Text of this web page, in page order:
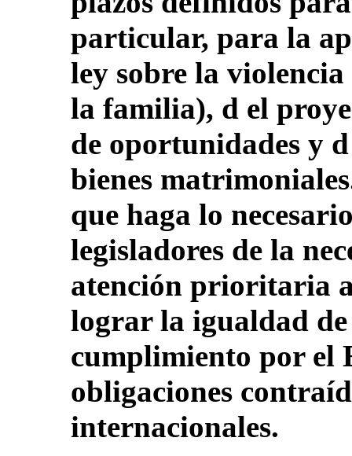
particular, para la
ley sobre la
la familia), d el
de oportunidades y
bienes
que haga lo
legisladores de la
atención prioritaria
lograr la igualdad
cumplimiento por el
obligaciones
internacionales.